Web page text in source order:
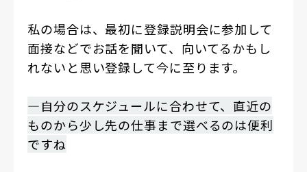
私の場合は、最初に登録説明会に参加して
面接などでお話を聞いて、向いてるかもし
れないと思い登録して今に至ります。
―自分のスケジュールに合わせて、直近の
ものから少し先の仕事まで選べるのは便利
ですね